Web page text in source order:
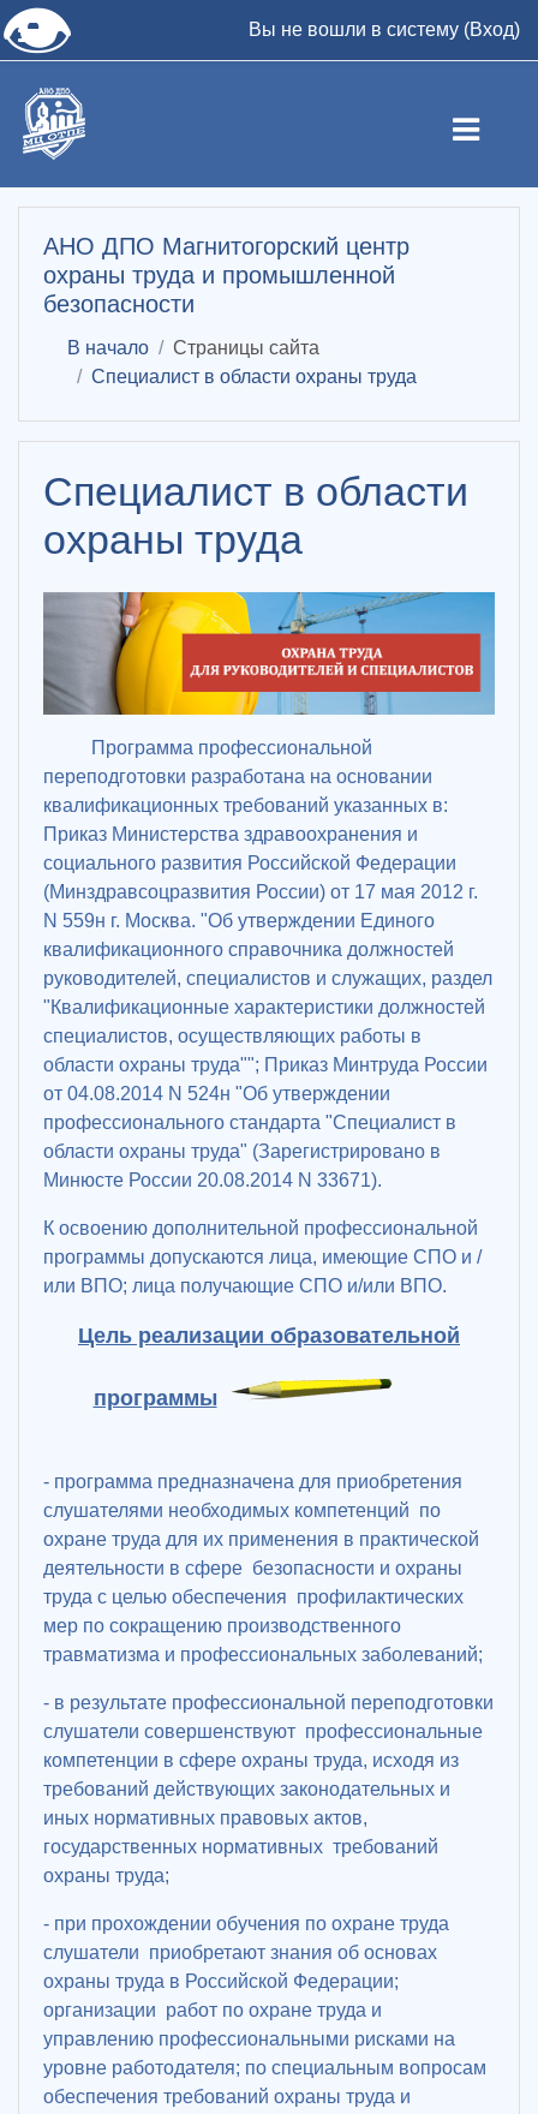
👁 Вы не вошли в систему (Вход)
АНО ДПО Магнитогорский центр
охраны труда и промышленной
безопасности
В начало
Страницы сайта
Специалист в области охраны труда
Специалист в области
охраны труда
Программа профессиональной
переподготовки разработана на основании
квалификационных требований указанных в:
Приказ Министерства здравоохранения и
социального развития Российской Федерации
(Минздравсоцразвития России) от 17 мая 2012 г.
N 559н г. Москва. "Об утверждении Единого
квалификационного справочника должностей
руководителей, специалистов и служащих, раздел
"Квалификационные характеристики должностей
специалистов, осуществляющих работы в
области охраны труда""; Приказ Минтруда России
от 04.08.2014 N 524н "Об утверждении
профессионального стандарта "Специалист в
области охраны труда" (Зарегистрировано в
Минюсте России 20.08.2014 N 33671).
К освоению дополнительной профессиональной
программы допускаются лица, имеющие СПО и /
или ВПО; лица получающие СПО и/или ВПО.
Цель реализации образовательной
программы
- программа предназначена для приобретения
слушателями необходимых компетенций по
охране труда для их применения в практической
деятельности в сфере безопасности и охраны
труда с целью обеспечения профилактических
мер по сокращению производственного
травматизма и профессиональных заболеваний;
- в результате профессиональной переподготовки
слушатели совершенствуют профессиональные
компетенции в сфере охраны труда, исходя из
требований действующих законодательных и
иных нормативных правовых актов,
государственных нормативных требований
охраны труда;
- при прохождении обучения по охране труда
слушатели приобретают знания об основах
охраны труда в Российской Федерации;
организации работ по охране труда и
управлению профессиональными рисками на
уровне работодателя; по специальным вопросам
обеспечения требований охраны труда и